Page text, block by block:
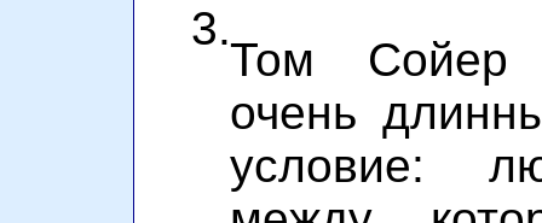
3.
Том Сойер
очень
условие: